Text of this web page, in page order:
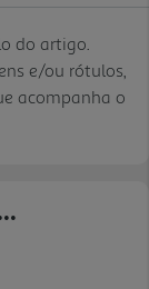
do artigo.
e/ou rótulos,
acompanha o